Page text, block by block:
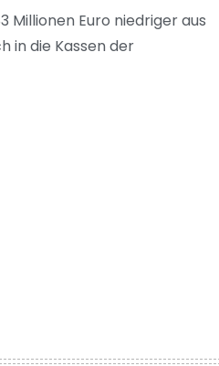
Millionen Euro niedriger aus
in die Kassen der